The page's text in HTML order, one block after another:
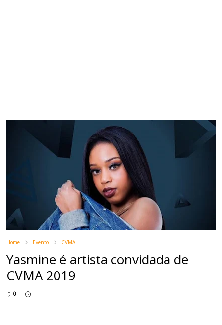
Home Evento CVMA
Yasmine é artista convidada de
CVMA 2019
0